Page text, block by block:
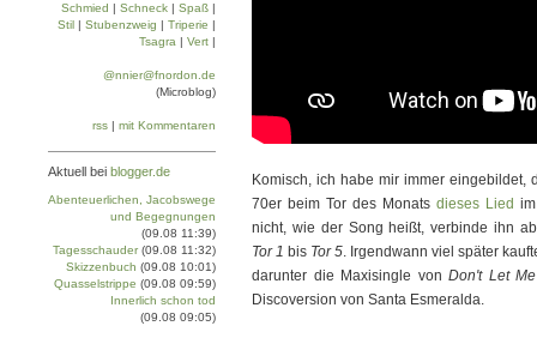
Komisch, ich habe mir immer eingebildet,
70er beim Tor des Monats dieses Lied
nicht, wie der Song heißt, verbinde ihn
Tor 1 bis Tor 5. Irgendwann viel später
darunter die Maxisingle von Don't Let
Discoversion von Santa Esmeralda.
Schmied | Schneck | Spaß |
Stil | Stu­ben­zweig | Tri­pe­rie |
Tsa­gra | Vert |
@nnier@fnordon.de
(Microblog)
rss | mit Kommentaren
Aktuell bei blogger.de
Abenteuerlichen, Jacobswege
und Begegnungen
(09.08 11:39)
Tagesschauder (09.08 11:32)
Skizzenbuch (09.08 10:01)
Quasselstrippe (09.08 09:59)
Innerlich schon tod
(09.08 09:05)